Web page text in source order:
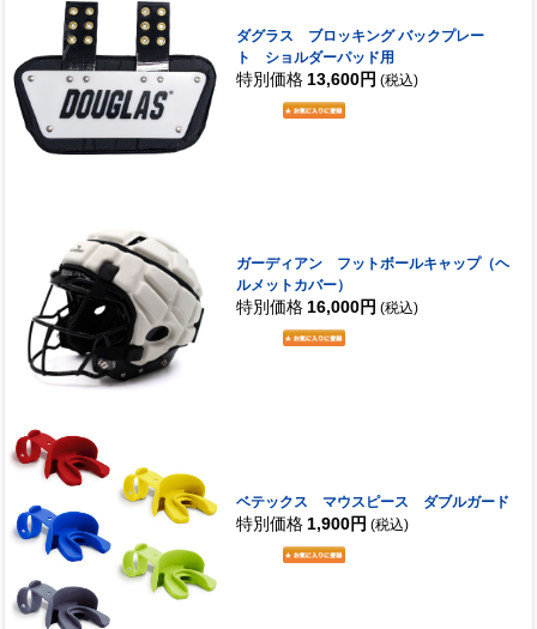
ダグラス ブロッキング バックプレー
ト ショルダーパッド用
特別価格 13,600円 (税込)
ガーディアン フットボールキャップ（ヘ
ルメットカバー）
特別価格 16,000円 (税込)
ベテックス マウスピース ダブルガード
特別価格 1,900円 (税込)